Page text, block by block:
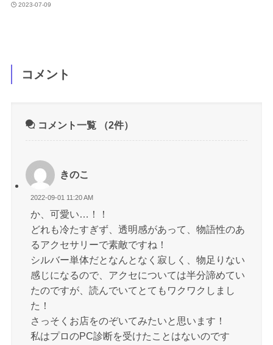
2023-07-09
コメント
コメント一覧 （2件）
きのこ
2022-09-01 11:20 AM
か、可愛い…！！
どれも冷たすぎず、透明感があって、物語性のあ
るアクセサリーで素敵ですね！
シルバー単体だとなんとなく寂しく、物足りない
感じになるので、アクセについては半分諦めてい
たのですが、読んでいてとてもワクワクしまし
た！
さっそくお店をのぞいてみたいと思います！
私はプロのPC診断を受けたことはないのです